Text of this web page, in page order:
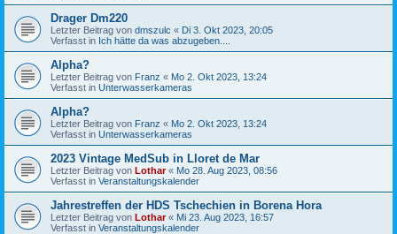
Drager Dm220
Letzter Beitrag von dmszulc « Di 3. Okt 2023, 20:05
Verfasst in Ich hätte da was abzugeben....
Alpha?
Letzter Beitrag von Franz « Mo 2. Okt 2023, 13:24
Verfasst in Unterwasserkameras
Alpha?
Letzter Beitrag von Franz « Mo 2. Okt 2023, 13:24
Verfasst in Unterwasserkameras
2023 Vintage MedSub in Lloret de Mar
Letzter Beitrag von Lothar« Mo 28. Aug 2023, 08:56
Verfasst in Veranstaltungskalender
Jahrestreffen der HDS Tschechien in Borena Hora
Letzter Beitrag von Lothar« Mi 23. Aug 2023, 16:57
Verfasst in Veranstaltungskalender